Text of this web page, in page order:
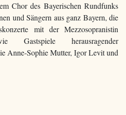
Chor des Bayerischen Rundfunks
und Sängern aus ganz Bayern, die
mit der Mezzosopranistin
herausragender
Anne-Sophie Mutter, Igor Levit und